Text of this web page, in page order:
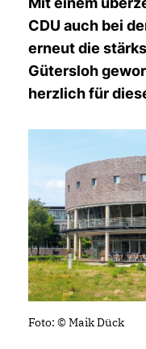
CDU auch bei
erneut die
Gütersloh
herzlich für
Foto: © Maik Dück